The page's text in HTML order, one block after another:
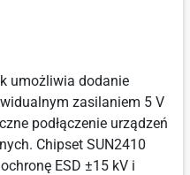
umożliwia dodanie
zasilaniem 5 V
podłączenie urządzeń
Chipset SUN2410
ESD ±15 kV i